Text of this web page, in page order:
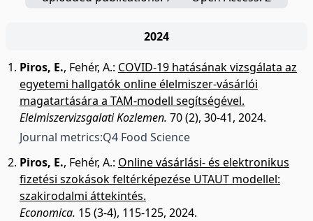
2024
Piros, E., Fehér, A.: COVID-19 hatásának vizsgálata az
egyetemi hallgatók online élelmiszer-vásárlói
magatartására a TAM-modell segítségével.
Elelmiszervizsgalati Kozlemen. 70 (2), 30-41, 2024.
Journal metrics:Q4 Food Science
Piros, E., Fehér, A.: Online vásárlási- és elektronikus
fizetési szokások feltérképezése UTAUT modellel:
szakirodalmi áttekintés.
Economica. 15 (3-4), 115-125, 2024.